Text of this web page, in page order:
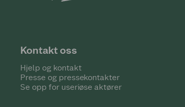
Kontakt oss
Hjelp og kontakt
Presse og pressekontakter
Se opp for useriøse aktører